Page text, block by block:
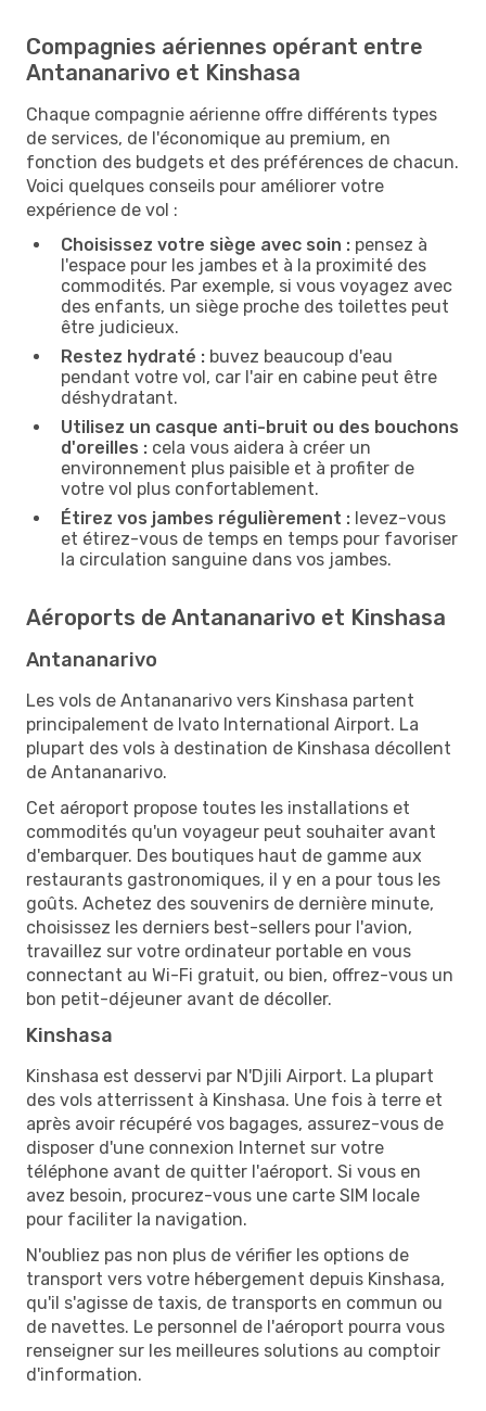
Compagnies aériennes opérant entre
Antananarivo et Kinshasa
Chaque compagnie aérienne offre différents types
de services, de l'économique au premium, en
fonction des budgets et des préférences de chacun.
Voici quelques conseils pour améliorer votre
expérience de vol :
Choisissez votre siège avec soin : pensez à
l'espace pour les jambes et à la proximité des
commodités. Par exemple, si vous voyagez avec
des enfants, un siège proche des toilettes peut
être judicieux.
Restez hydraté : buvez beaucoup d'eau
pendant votre vol, car l'air en cabine peut être
déshydratant.
Utilisez un casque anti-bruit ou des bouchons
d'oreilles : cela vous aidera à créer un
environnement plus paisible et à profiter de
votre vol plus confortablement.
Étirez vos jambes régulièrement : levez-vous
et étirez-vous de temps en temps pour favoriser
la circulation sanguine dans vos jambes.
Aéroports de Antananarivo et Kinshasa
Antananarivo
Les vols de Antananarivo vers Kinshasa partent
principalement de Ivato International Airport. La
plupart des vols à destination de Kinshasa décollent
de Antananarivo.
Cet aéroport propose toutes les installations et
commodités qu'un voyageur peut souhaiter avant
d'embarquer. Des boutiques haut de gamme aux
restaurants gastronomiques, il y en a pour tous les
goûts. Achetez des souvenirs de dernière minute,
choisissez les derniers best-sellers pour l'avion,
travaillez sur votre ordinateur portable en vous
connectant au Wi-Fi gratuit, ou bien, offrez-vous un
bon petit-déjeuner avant de décoller.
Kinshasa
Kinshasa est desservi par N'Djili Airport. La plupart
des vols atterrissent à Kinshasa. Une fois à terre et
après avoir récupéré vos bagages, assurez-vous de
disposer d'une connexion Internet sur votre
téléphone avant de quitter l'aéroport. Si vous en
avez besoin, procurez-vous une carte SIM locale
pour faciliter la navigation.
N'oubliez pas non plus de vérifier les options de
transport vers votre hébergement depuis Kinshasa,
qu'il s'agisse de taxis, de transports en commun ou
de navettes. Le personnel de l'aéroport pourra vous
renseigner sur les meilleures solutions au comptoir
d'information.